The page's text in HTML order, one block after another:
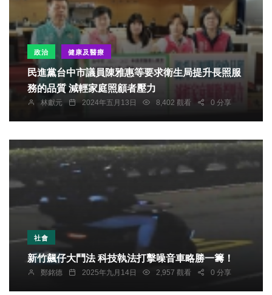
政治 健康及醫療
民進黨台中市議員陳雅惠等要求衛生局提升長照服
務的品質 減輕家庭照顧者壓力
林獻元 2024年五月13日 8,402 觀看 0 分享
社會
新竹飆仔大鬥法 科技執法打擊噪音車略勝一籌！
鄭銘德 2025年九月14日 2,957 觀看 0 分享